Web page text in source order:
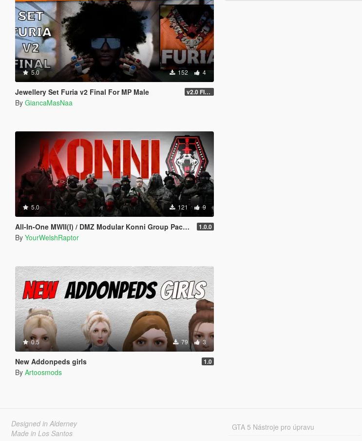
5.0 152 4
Jewellery Set Furia v2 Final For MP Male v2.0 FINAL
By GiancaMasNaa
5.0 121 9
All-In-One MWII(I) / DMZ Modular Konni Group Pack [Add-On Ped & MP Male] 1.0.0
By YourWelshRaptor
0.5 79 3
New Addonpeds girls 1.0
By Artoosmods
Designed in Alderney
Made in Los Santos
GTA 5 Nástroje pro úpravu